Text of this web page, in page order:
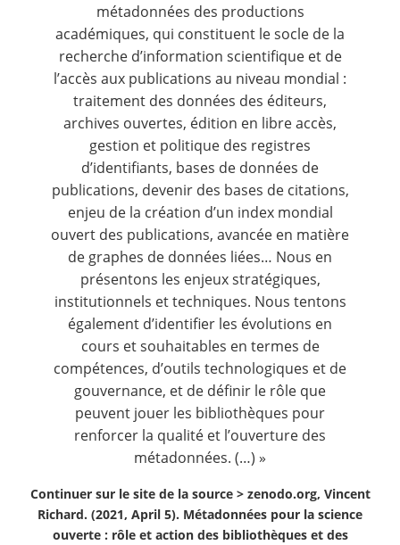
métadonnées des productions
académiques, qui constituent le socle de la
recherche d’information scientifique et de
l’accès aux publications au niveau mondial :
traitement des données des éditeurs,
archives ouvertes, édition en libre accès,
gestion et politique des registres
d’identifiants, bases de données de
publications, devenir des bases de citations,
enjeu de la création d’un index mondial
ouvert des publications, avancée en matière
de graphes de données liées… Nous en
présentons les enjeux stratégiques,
institutionnels et techniques. Nous tentons
également d’identifier les évolutions en
cours et souhaitables en termes de
compétences, d’outils technologiques et de
gouvernance, et de définir le rôle que
peuvent jouer les bibliothèques pour
renforcer la qualité et l’ouverture des
métadonnées. (…) »
Continuer sur le site de la source > zenodo.org, Vincent
Richard. (2021, April 5). Métadonnées pour la science
ouverte : rôle et action des bibliothèques et des